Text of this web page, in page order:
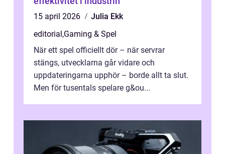
15 april 2026
Julia Ekk
editorial,Gaming & Spel
När ett spel officiellt dör – när servrar
stängs, utvecklarna går vidare och
uppdateringarna upphör – borde allt ta slut.
Men för tusentals spelare g&ou...